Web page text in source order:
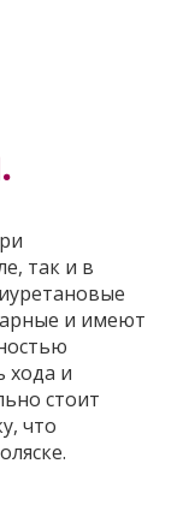
так и в
и имеют
хода и
стоит
что